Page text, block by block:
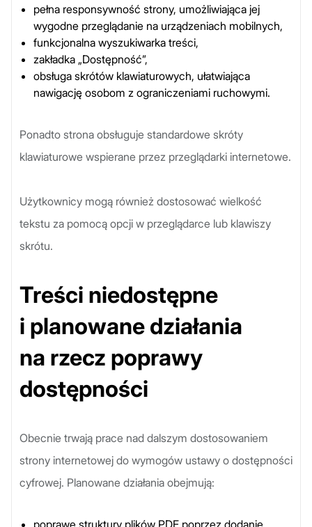
pełna responsywność strony, umożliwiająca jej
wygodne przeglądanie na urządzeniach mobilnych,
funkcjonalna wyszukiwarka treści,
zakładka „Dostępność”,
obsługa skrótów klawiaturowych, ułatwiająca
nawigację osobom z ograniczeniami ruchowymi.
Ponadto strona obsługuje standardowe skróty
klawiaturowe wspierane przez przeglądarki internetowe.
Użytkownicy mogą również dostosować wielkość
tekstu za pomocą opcji w przeglądarce lub klawiszy
skrótu.
Treści niedostępne
i planowane działania
na rzecz poprawy
dostępności
Obecnie trwają prace nad dalszym dostosowaniem
strony internetowej do wymogów ustawy o dostępności
cyfrowej. Planowane działania obejmują:
poprawę struktury plików PDF poprzez dodanie